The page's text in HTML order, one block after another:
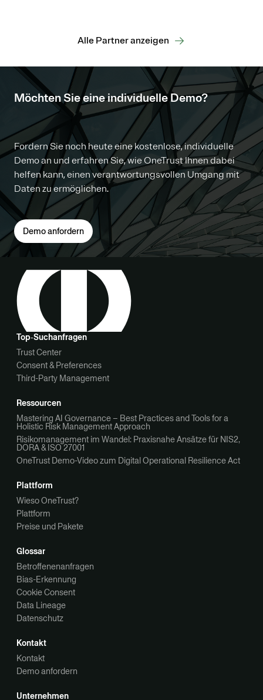
Alle Partner anzeigen
Möchten Sie eine individuelle Demo?
Fordern Sie noch heute eine kostenlose, individuelle
Demo an und erfahren Sie, wie OneTrust Ihnen dabei
helfen kann, einen verantwortungsvollen Umgang mit
Daten zu ermöglichen.
Demo anfordern
Top‑Suchanfragen
Trust Center
Consent & Preferences
Third-Party Management
Ressourcen
Mastering AI Governance – Best Practices and Tools for a
Holistic Risk Management Approach
Risikomanagement im Wandel: Praxisnahe Ansätze für NIS2,
DORA & ISO 27001
OneTrust Demo-Video zum Digital Operational Resilience Act
Plattform
Wieso OneTrust?
Plattform
Preise und Pakete
Glossar
Betroffenenanfragen
Bias-Erkennung
Cookie Consent
Data Lineage
Datenschutz
Kontakt
Kontakt
Demo anfordern
Unternehmen